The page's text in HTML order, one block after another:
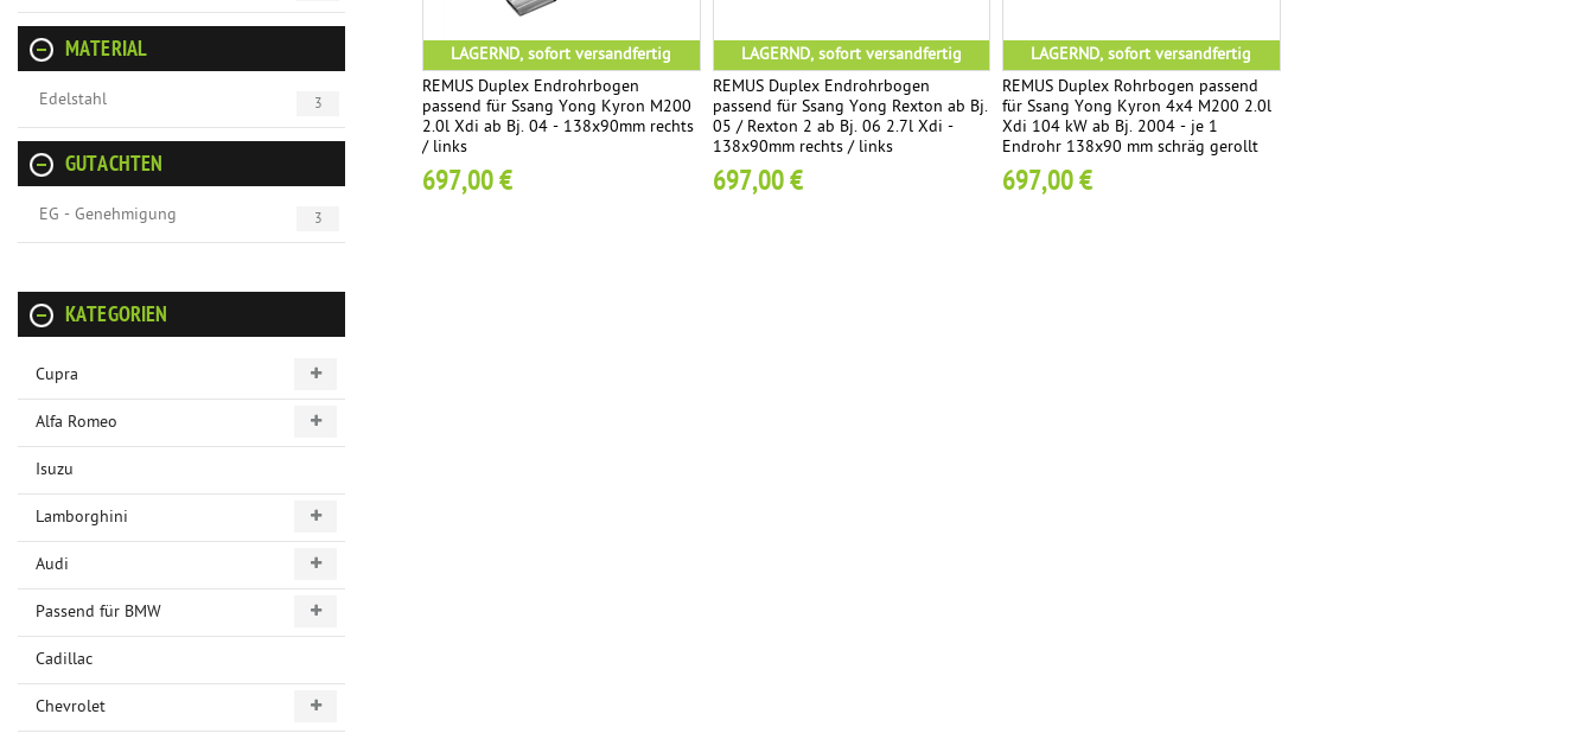
MATERIAL
Edelstahl 3
GUTACHTEN
EG - Genehmigung 3
KATEGORIEN
Cupra
Alfa Romeo
Isuzu
Lamborghini
Audi
Passend für BMW
Cadillac
Chevrolet
LAGERND, sofort versandfertig
REMUS Duplex Endrohrbogen
passend für Ssang Yong Kyron M200
2.0l Xdi ab Bj. 04 - 138x90mm rechts
/ links
697,00 €
LAGERND, sofort versandfertig
REMUS Duplex Endrohrbogen
passend für Ssang Yong Rexton ab Bj.
05 / Rexton 2 ab Bj. 06 2.7l Xdi -
138x90mm rechts / links
697,00 €
LAGERND, sofort versandfertig
REMUS Duplex Rohrbogen passend
für Ssang Yong Kyron 4x4 M200 2.0l
Xdi 104 kW ab Bj. 2004 - je 1
Endrohr 138x90 mm schräg gerollt
697,00 €